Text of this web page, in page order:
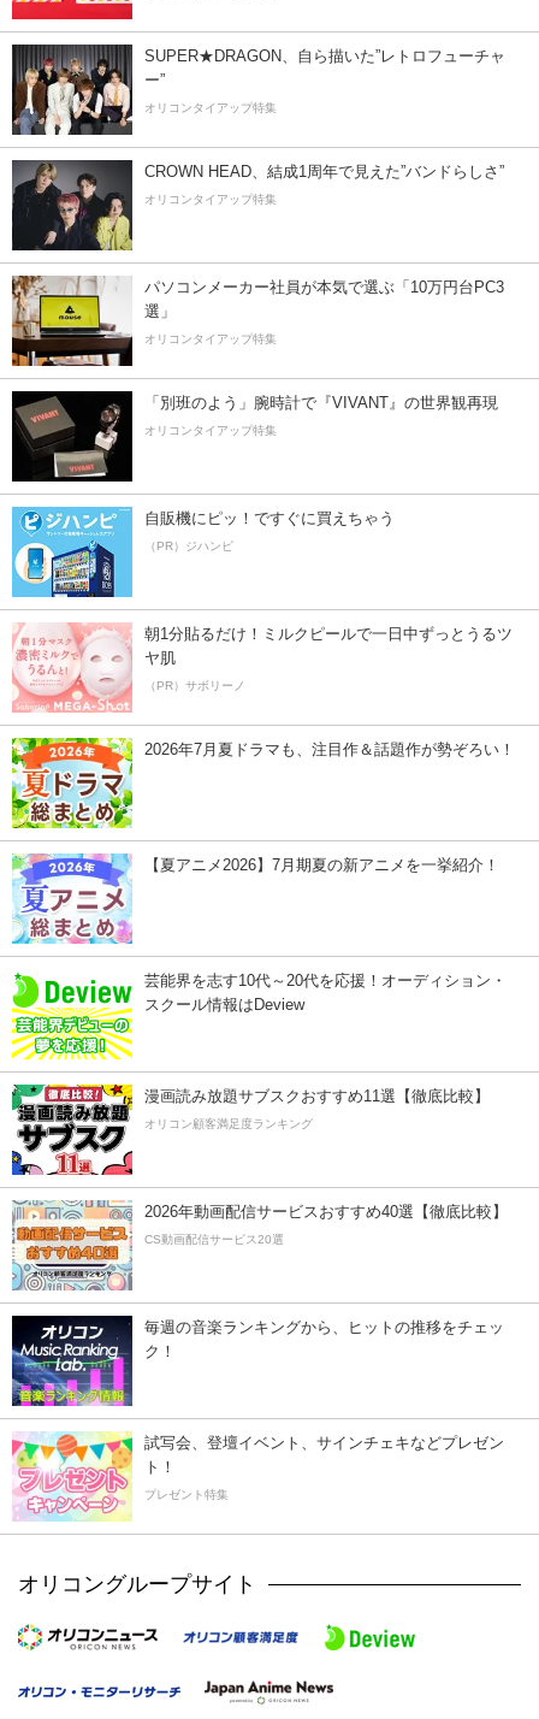
SUPER★DRAGON、自ら描いた”レトロフューチャ
ー”
オリコンタイアップ特集
CROWN HEAD、結成1周年で見えた”バンドらしさ”
オリコンタイアップ特集
パソコンメーカー社員が本気で選ぶ「10万円台PC3
選」
オリコンタイアップ特集
「別班のよう」腕時計で『VIVANT』の世界観再現
オリコンタイアップ特集
自販機にピッ！ですぐに買えちゃう
（PR）ジハンピ
朝1分貼るだけ！ミルクピールで一日中ずっとうるツ
ヤ肌
（PR）サボリーノ
2026年7月夏ドラマも、注目作＆話題作が勢ぞろい！
【夏アニメ2026】7月期夏の新アニメを一挙紹介！
芸能界を志す10代～20代を応援！オーディション・
スクール情報はDeview
漫画読み放題サブスクおすすめ11選【徹底比較】
オリコン顧客満足度ランキング
2026年動画配信サービスおすすめ40選【徹底比較】
CS動画配信サービス20選
毎週の音楽ランキングから、ヒットの推移をチェッ
ク！
試写会、登壇イベント、サインチェキなどプレゼン
ト！
プレゼント特集
オリコングループサイト